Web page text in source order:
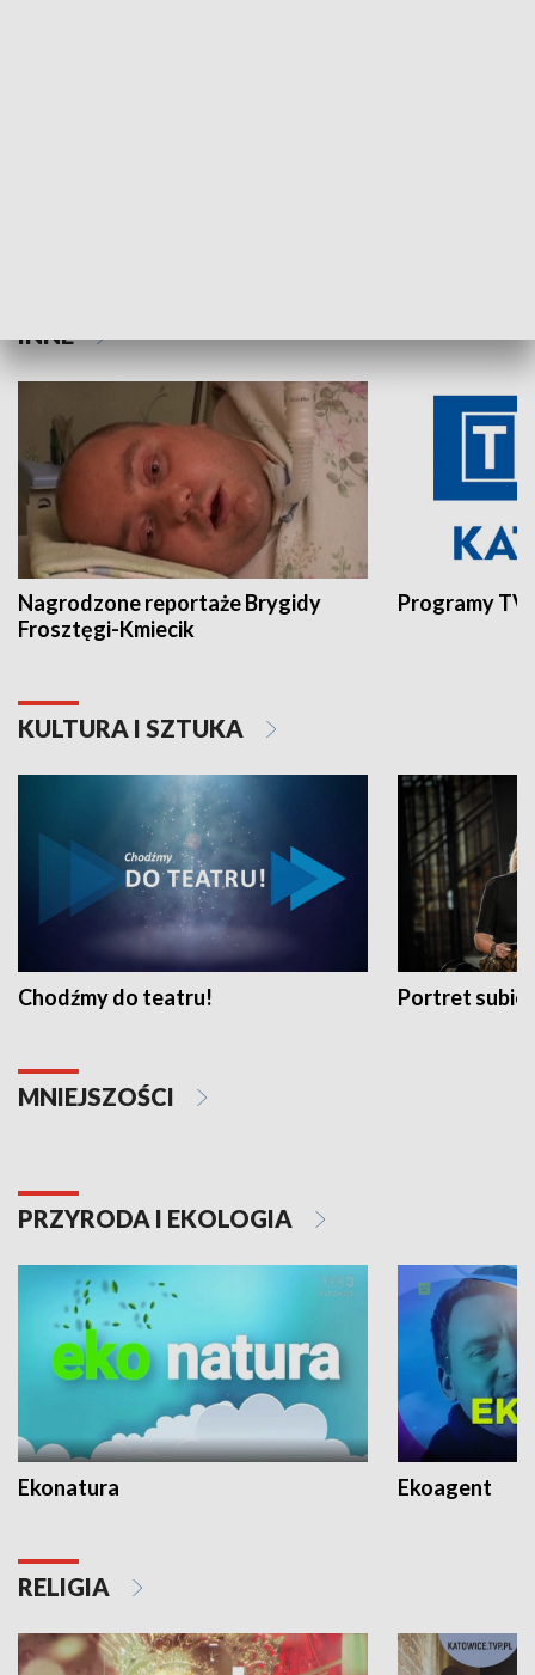
INNE
Nagrodzone reportaże Brygidy
Frosztęgi-Kmiecik
Programy
KULTURA I SZTUKA
Chodźmy do teatru! Portret
MNIEJSZOŚCI
PRZYRODA I EKOLOGIA
Ekonatura Ekoagent
RELIGIA